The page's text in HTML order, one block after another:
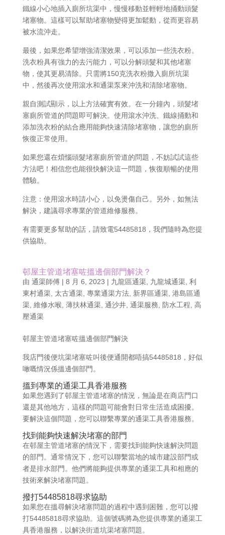
鐵線小心地插入廁所坑渠中，慢慢移動並輕輕地捅動頭髮
堵塞物。這樣可以幫助堵塞物變得更加鬆動，從而更容易
被水流沖走。
最後，如果您希望增強清潔效果，可以添加一些洗衣粉。
洗衣粉具有強力的去污能力，可以分解頭髮和其他堵塞
物，使其更易清除。只需將150克洗衣粉撒入廁所坑渠
中，然後再次使用滾水和通渠泵來沖洗和清除堵塞物。
親自測試顯示，以上方法確實有效。在一分鐘內，頭髮堵
塞廁所管道的問題即可解決。使用滾水沖洗、鐵線捅動和
添加洗衣粉的結合應用能夠快速清除堵塞物，讓您的廁所
恢復正常使用。
如果您還在煩惱頭髮堵塞廁所管道的問題，不妨試試這些
方法吧！相信您也能很快解決這一問題，恢復順暢的使用
體驗。
注意：使用滾水時請小心，以免燙傷自己。另外，如無法
解決，建議尋求專業的管道維修服務。
有需要更多幫助的話，請致電54485818，我們隨時為您提
供協助。
邨屋主管道堵塞咗搵邊個部門解決？
由 通渠師傅| 8 月 6, 2023 | 九龍區通渠, 九龍城通渠, 利
東村通渠, 太古通渠, 專業通渠方法, 新界區通渠, 港島區通
渠, 維修水喉, 薄扶林通渠, 通沙井, 通渠服務 防水工程 高
壓通渠
邨屋主管道堵塞咗搵邊個部門解決
我店門後便坑渠堵塞咗叫後便通開都唔搞54485818，好似
噉嘅情況係搵邊個部門。
搵到專業的通渠工具香港服務
如果您遇到了邨屋主管道堵塞的情況，無論是在商店門口
還是其他地方，這樣的問題可能會對日常生活造成困擾。
要解決這個問題，您可以聯繫專業的通渠工具香港服務。
找到能夠快速解決堵塞的部門
在邨屋主管道堵塞的情況下，需要找到能夠快速解決問題
的部門。通常情況下，您可以聯繫當地的城市建設部門或
者是排水部門。他們將能夠提供專業的通渠工具和相應的
技術來解決堵塞問題。
撥打54485818尋求協助
如果您在搵尋解決堵塞問題的過程中遇到困難，您可以撥
打54485818尋求協助。這個號碼將為您提供專業的通渠工
具香港服務，以解決街道坑渠堵塞問題。